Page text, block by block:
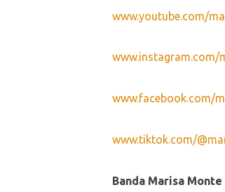
www.youtube.com/
www.instagram.com/
www.facebook.com/
www.tiktok.com/
Banda Marisa Monte